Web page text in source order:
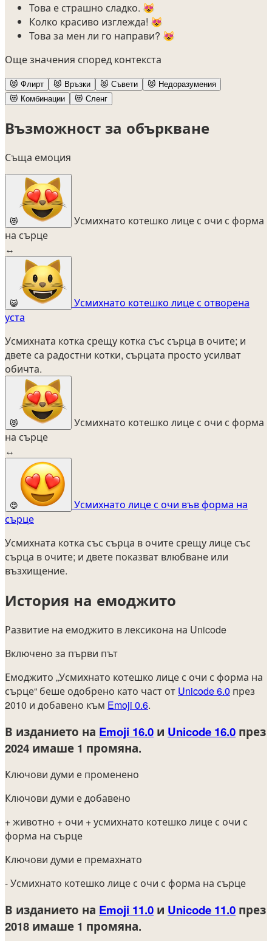
Това е страшно сладко. 😻
Колко красиво изглежда! 😻
Това за мен ли го направи? 😻
Още значения според контекста
😻 Флирт 😻 Връзки 😻 Съвети 😻 Недоразумения
😻 Комбинации 😻 Сленг
Възможност за объркване
Съща емоция
😻
Усмихнато котешко лице с очи с форма
на сърце
↔
😺
Усмихнато котешко лице с отворена
уста
Усмихната котка срещу котка със сърца в очите; и
двете са радостни котки, сърцата просто усилват
обичта.
😻
Усмихнато котешко лице с очи с форма
на сърце
↔
😍
Усмихнато лице с очи във форма на
сърце
Усмихната котка със сърца в очите срещу лице със
сърца в очите; и двете показват влюбване или
възхищение.
История на емоджито
Развитие на емоджито в лексикона на Unicode
Включено за първи път
Емоджито „Усмихнато котешко лице с очи с форма на
сърце“ беше одобрено като част от Unicode 6.0 през
2010 и добавено към Emoji 0.6.
В изданието на Emoji 16.0 и Unicode 16.0 през
2024 имаше 1 промяна.
Ключови думи е променено
Ключови думи е добавено
+ животно + очи + усмихнато котешко лице с очи с
форма на сърце
Ключови думи е премахнато
- Усмихнато котешко лице с очи с форма на сърце
В изданието на Emoji 11.0 и Unicode 11.0 през
2018 имаше 1 промяна.